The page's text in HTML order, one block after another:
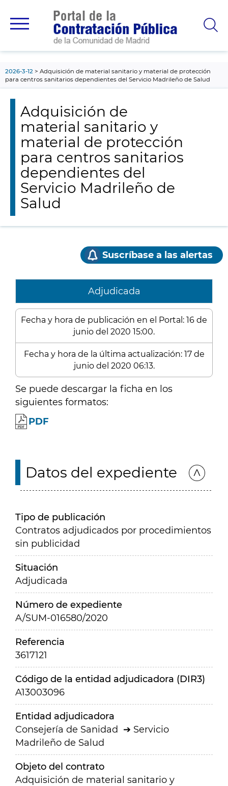
principal
2026-3-12
Adquisición de material sanitario y material de protección
para centros sanitarios dependientes del Servicio Madrileño de Salud
Adquisición de
material sanitario y
material de protección
para centros sanitarios
dependientes del
Servicio Madrileño de
Salud
Suscríbase a las alertas
Adjudicada
Fecha y hora de publicación en el Portal: 16 de
junio del 2020 15:00.
Fecha y hora de la última actualización: 17 de
junio del 2020 06:13.
Se puede descargar la ficha en los
siguientes formatos:
PDF
Datos del expediente
Tipo de publicación
Contratos adjudicados por procedimientos
sin publicidad
Situación
Adjudicada
Número de expediente
A/SUM-016580/2020
Referencia
3617121
Código de la entidad adjudicadora (DIR3)
A13003096
Entidad adjudicadora
Consejería de Sanidad
Servicio
Madrileño de Salud
Objeto del contrato
Adquisición de material sanitario y